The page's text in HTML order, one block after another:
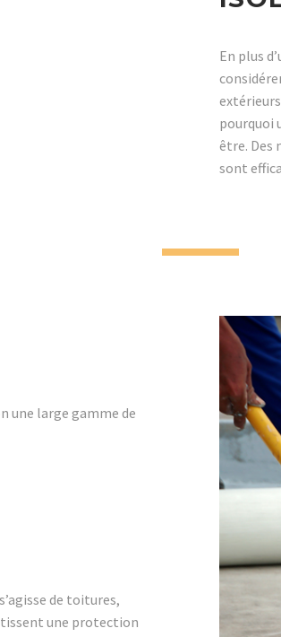
En plus
pourquoi
être. Des
sont
une large gamme de
de toitures,
une protection